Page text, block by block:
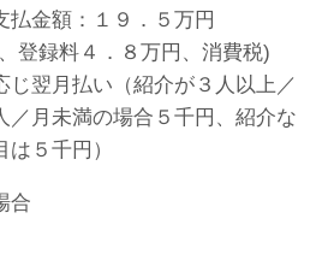
払金額：１９．５万円
登録料４．８万円、消費税)
じ翌月払い（紹介が３人以上／
／月未満の場合５千円、紹介な
５千円）
合